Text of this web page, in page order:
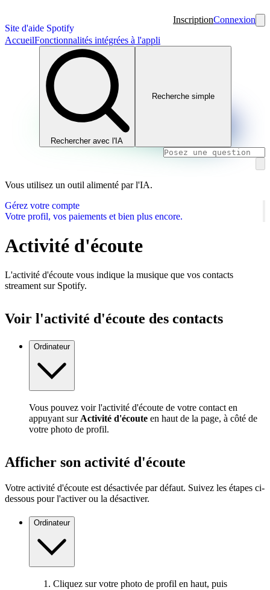
Site d'aide Spotify
InscriptionConnexion
AccueilFonctionnalités intégrées à l'appli
Rechercher avec l'IA
Recherche simple
Vous utilisez un outil alimenté par l'IA.
Gérez votre compte
Votre profil, vos paiements et bien plus encore.
Activité d'écoute
L'activité d'écoute vous indique la musique que vos contacts
streament sur Spotify.
Voir l'activité d'écoute des contacts
Ordinateur
Vous pouvez voir l'activité d'écoute de votre contact en
appuyant sur Activité d'écoute en haut de la page, à côté de
votre photo de profil.
Afficher son activité d'écoute
Votre activité d'écoute est désactivée par défaut. Suivez les étapes ci-
dessous pour l'activer ou la désactiver.
Ordinateur
Cliquez sur votre photo de profil en haut, puis